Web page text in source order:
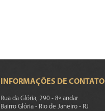
INFORMAÇÕES DE CONTATO
Rua da Glória, 290 - 8º andar
Bairro Glória - Rio de Janeiro - RJ